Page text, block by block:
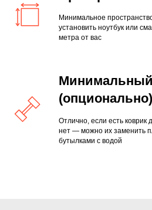
Минимальное
установить ноутбук или
метра от вас
(опционально)
Отлично, если есть коврик
нет — можно их заменить
бутылками с водой